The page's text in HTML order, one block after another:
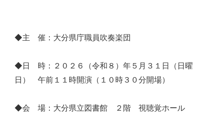
◆主 催：大分県庁職員吹奏楽団
◆日 時：２０２６（令和８）年５月３１日（日曜
日） 午前１１時開演（１０時３０分開場）
◆会 場：大分県立図書館 ２階 視聴覚ホール